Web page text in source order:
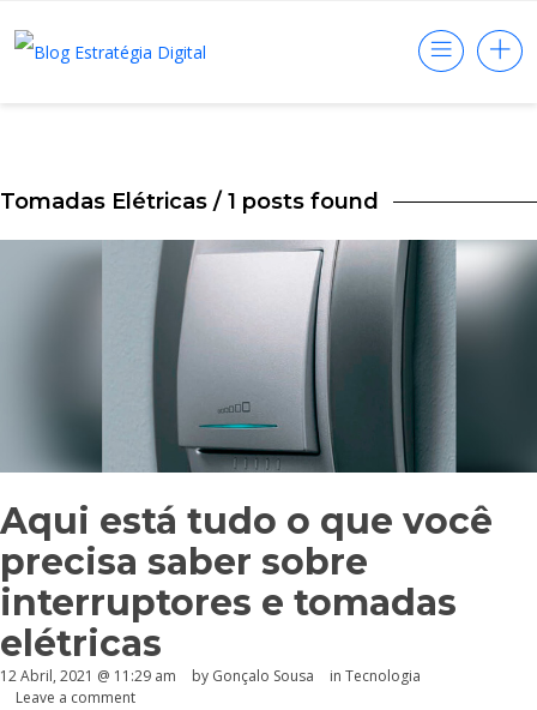
Tomadas Elétricas / 1 posts found
Aqui está tudo o que você
precisa saber sobre
interruptores e tomadas
elétricas
12 Abril, 2021 @ 11:29 am by Gonçalo Sousa in Tecnologia
Leave a comment